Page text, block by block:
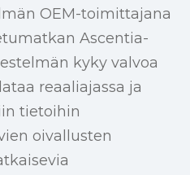
OEM-toimittajana
Ascentia-
kyky valvoa
reaaliajassa ja
tietoihin
oivallusten